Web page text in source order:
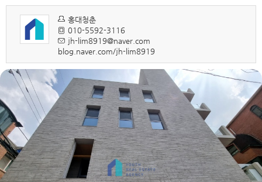
홍대청춘
010-5592-3116
jh-lim8919@naver.com
blog.naver.com/jh-lim8919